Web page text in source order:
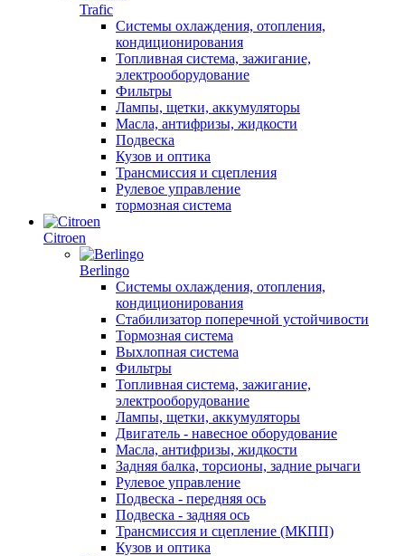
Trafic
Системы охлаждения, отопления,
кондиционирования
Топливная система, зажигание,
электрооборудование
Фильтры
Лампы, щетки, аккумуляторы
Масла, антифризы, жидкости
Подвеска
Кузов и оптика
Трансмиссия и сцепления
Рулевое управление
тормозная система
Citroen
Berlingo
Системы охлаждения, отопления,
кондиционирования
Стабилизатор поперечной устойчивости
Тормозная система
Выхлопная система
Фильтры
Топливная система, зажигание,
электрооборудование
Лампы, щетки, аккумуляторы
Двигатель - навесное оборудование
Масла, антифризы, жидкости
Задняя балка, торсионы, задние рычаги
Рулевое управление
Подвеска - передняя ось
Подвеска - задняя ось
Трансмиссия и сцепление (МКПП)
Кузов и оптика